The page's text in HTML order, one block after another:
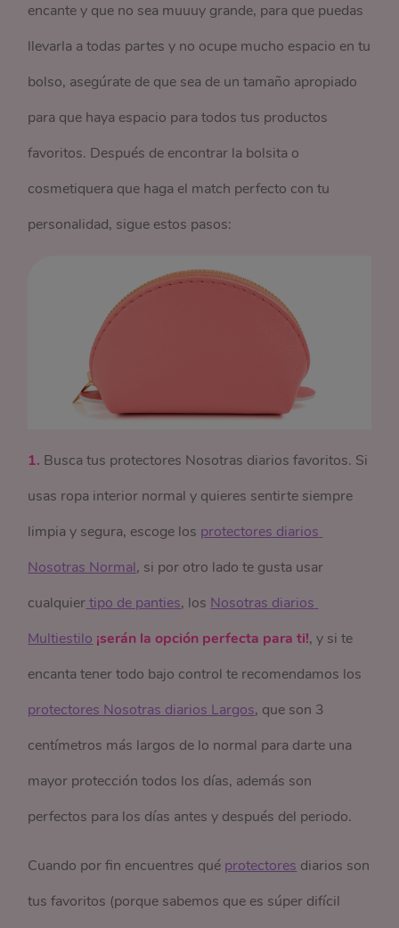
encante y que no sea muuuy grande, para que puedas
llevarla a todas partes y no ocupe mucho espacio en tu
bolso, asegúrate de que sea de un tamaño apropiado
para que haya espacio para todos tus productos
favoritos. Después de encontrar la bolsita o
cosmetiquera que haga el match perfecto con tu
personalidad, sigue estos pasos:
1. Busca tus protectores Nosotras diarios favoritos. Si
usas ropa interior normal y quieres sentirte siempre
limpia y segura, escoge los protectores diarios
Nosotras Normal, si por otro lado te gusta usar
cualquier tipo de panties, los Nosotras diarios
Multiestilo ¡serán la opción perfecta para ti!, y si te
encanta tener todo bajo control te recomendamos los
protectores Nosotras diarios Largos, que son 3
centímetros más largos de lo normal para darte una
mayor protección todos los días, además son
perfectos para los días antes y después del periodo.
Cuando por fin encuentres qué protectores diarios son
tus favoritos (porque sabemos que es súper difícil